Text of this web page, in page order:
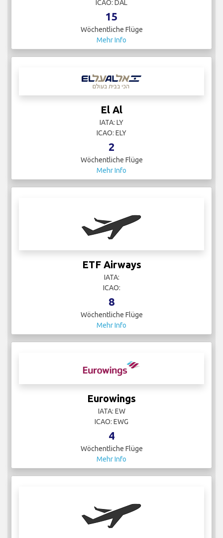
ICAO: DAL
15
Wöchentliche Flüge
Mehr Info
El Al
IATA: LY
ICAO: ELY
2
Wöchentliche Flüge
Mehr Info
ETF Airways
IATA:
ICAO:
8
Wöchentliche Flüge
Mehr Info
Eurowings
IATA: EW
ICAO: EWG
4
Wöchentliche Flüge
Mehr Info